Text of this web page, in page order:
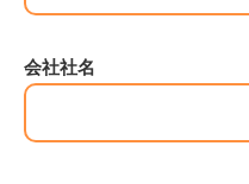
会社社名